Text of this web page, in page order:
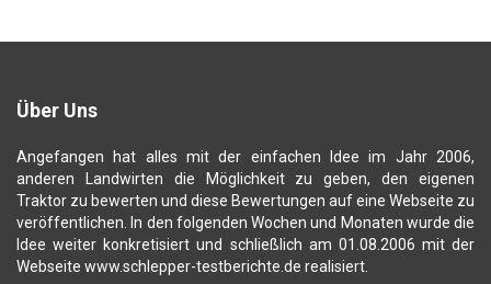
Über Uns
Angefangen hat alles mit der einfachen Idee im Jahr 2006,
anderen Landwirten die Möglichkeit zu geben, den eigenen
Traktor zu bewerten und diese Bewertungen auf eine Webseite zu
veröffentlichen. In den folgenden Wochen und Monaten wurde die
Idee weiter konkretisiert und schließlich am 01.08.2006 mit der
Webseite www.schlepper-testberichte.de realisiert.